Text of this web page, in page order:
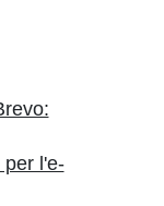
per l'e-